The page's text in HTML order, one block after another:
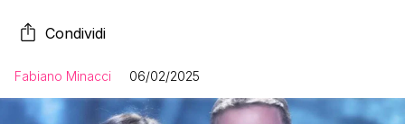
Condividi
Fabiano Minacci 06/02/2025